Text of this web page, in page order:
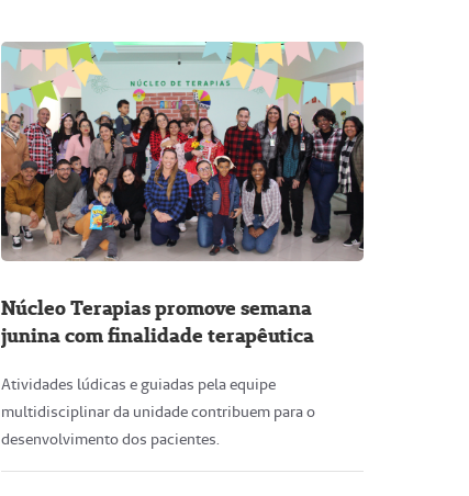
Núcleo Terapias promove semana
junina com finalidade terapêutica
Atividades lúdicas e guiadas pela equipe
multidisciplinar da unidade contribuem para o
desenvolvimento dos pacientes.